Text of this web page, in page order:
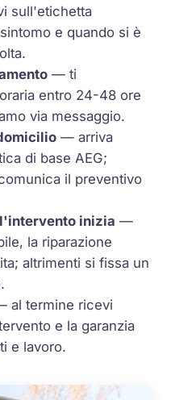
sull'etichetta
e quando si è
— ti
entro 24-48 ore
via messaggio.
— arriva
di base AEG;
il preventivo
inizia —
la riparazione
altrimenti si fissa un
al termine ricevi
e la garanzia
e lavoro.